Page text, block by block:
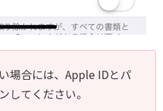
場合には、Apple IDとパ
してください。